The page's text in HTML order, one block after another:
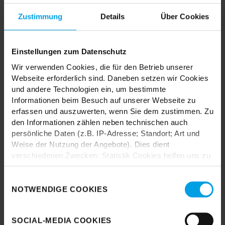
Zustimmung Details Über Cookies
Einstellungen zum Datenschutz
Wir verwenden Cookies, die für den Betrieb unserer
Webseite erforderlich sind. Daneben setzen wir Cookies
und andere Technologien ein, um bestimmte
Informationen beim Besuch auf unserer Webseite zu
erfassen und auszuwerten, wenn Sie dem zustimmen. Zu
den Informationen zählen neben technischen auch
persönliche Daten (z.B. IP-Adresse; Standort; Art und
Weise der Nutzung der Angebote). Dies dient
verschiedenen Zwecken: Statistik Cookies helfen uns zu
anonymisiert für statistische Zwecke auszuwerten.
Marketing Cookies helfen uns, Ihnen personalisierte
Werbung anzuzeigen. Social-Media-Cookies ermöglichen
es, eine Verbindung zu sozialen Netzwerken aufzubauen,
NOTWENDIGE COOKIES
SOCIAL-MEDIA COOKIES
MIX & MATCH DICH HAPPY
TRENDHOPPER STORES
Wie wäre es mit einer großen Portion Inspiration und Kreativität?
In unseren Stores findest du alle Trendhopper Möbel, Stoffe und
Styles.